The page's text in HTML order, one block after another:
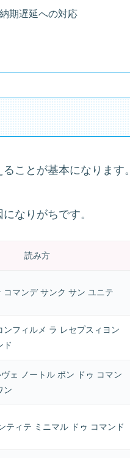
期遅延への対応
ことが基本になります。
なりがちです。
読み方
コマンデ サンク サン ユニテ
ンフィルメ ラ レセプスィヨン
ド
ェ ノートル ボン ドゥ コマン
ン
ティテ ミニマル ドゥ コマンド